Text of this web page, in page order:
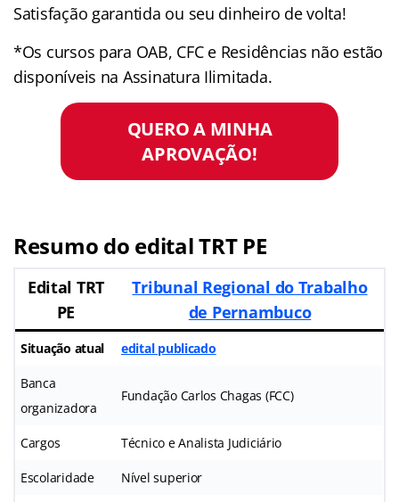
Satisfação garantida ou seu dinheiro de volta!
*Os cursos para OAB, CFC e Residências não estão
disponíveis na Assinatura Ilimitada.
QUERO A MINHA
APROVAÇÃO!
Resumo do edital TRT PE
Edital TRT
PE
Tribunal Regional do Trabalho
de Pernambuco
Situação atual edital publicado
Banca
organizadora
Fundação Carlos Chagas (FCC)
Cargos Técnico e Analista Judiciário
Escolaridade Nível superior